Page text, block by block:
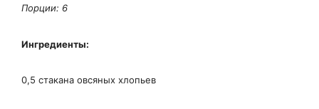
Порции: 6
Ингредиенты:
0,5 стакана овсяных хлопьев